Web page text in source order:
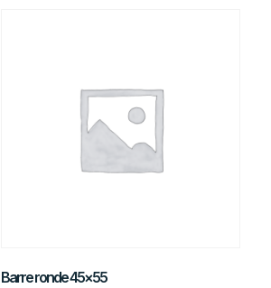
Barre ronde 45×55